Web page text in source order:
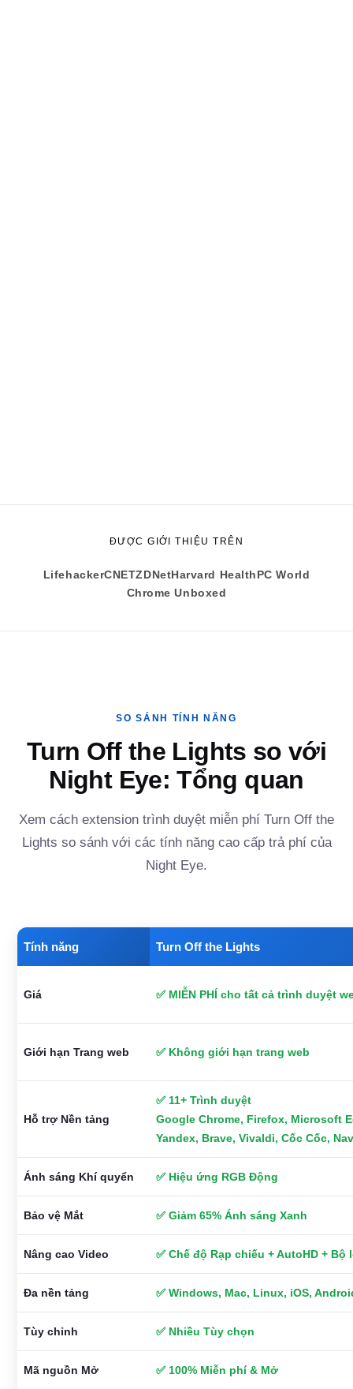
ĐƯỢC GIỚI THIỆU TRÊN
LifehackerCNETZDNet Harvard Health PC World
Chrome Unboxed
SO SÁNH TÍNH NĂNG
Turn Off the Lights so với
Night Eye: Tổng quan
Xem cách extension trình duyệt miễn phí Turn Off the
Lights so sánh với các tính năng cao cấp trả phí của
Night Eye.
Tính năng Turn Off the Lights
Giá ✅ MIỄN PHÍ cho tất cả trình duyệt
Giới hạn Trang web ✅ Không giới hạn trang web
Hỗ trợ Nền tảng
✅ 11+ Trình duyệt
Google Chrome, Firefox, Microsoft
Yandex, Brave, Vivaldi, Cốc Cốc,
Ánh sáng Khí quyển ✅ Hiệu ứng RGB Động
Bảo vệ Mắt ✅ Giảm 65% Ánh sáng Xanh
Nâng cao Video ✅ Chế độ Rạp chiếu + AutoHD + Bộ
Đa nền tảng ✅ Windows, Mac, Linux, iOS,
Tùy chỉnh ✅ Nhiều Tùy chọn
Mã nguồn Mở ✅ 100% Miễn phí & Mở